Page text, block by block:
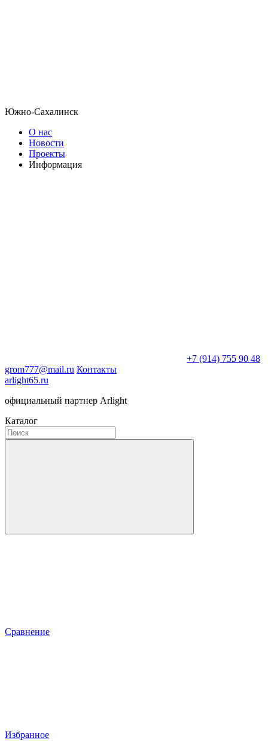
Южно-Сахалинск
О нас
Новости
Проекты
Информация
+7 (914) 755 90 48
grom777@mail.ru Контакты
arlight65.ru
официальный партнер Arlight
Каталог
Сравнение
Избранное